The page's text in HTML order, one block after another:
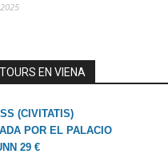
EN VIENA
(CIVITATIS)
POR EL PALACIO
29 €